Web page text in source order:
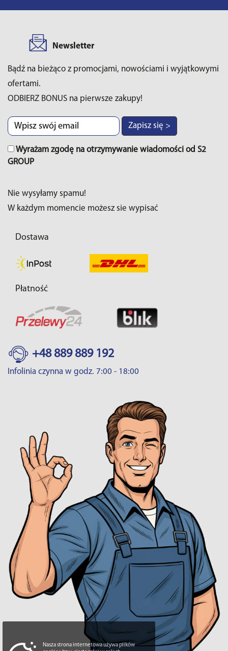
Newsletter
Bądź na bieżąco z promocjami, nowościami i wyjątkowymi
ofertami.
ODBIERZ BONUS na pierwsze zakupy!
Zapisz się >
Wyrażam zgodę na otrzymywanie wiadomości od S2
GROUP
Nie wysyłamy spamu!
W każdym momencie możesz sie wypisać
Dostawa
Płatność
+48 889 889 192
Infolinia czynna w godz. 7:00 - 18:00
Nasza strona internetowa używa plików